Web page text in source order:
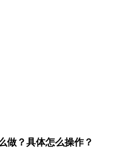
做？具体怎么操作？